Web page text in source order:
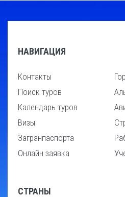
НАВИГАЦИЯ
Контакты
Поиск туров
Календарь туров
Визы
Загранпаспорта
Онлайн заявка
СТРАНЫ